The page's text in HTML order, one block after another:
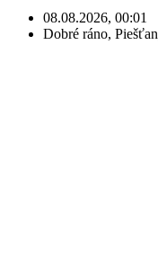
08.08.2026, 00:01
Dobré ráno,